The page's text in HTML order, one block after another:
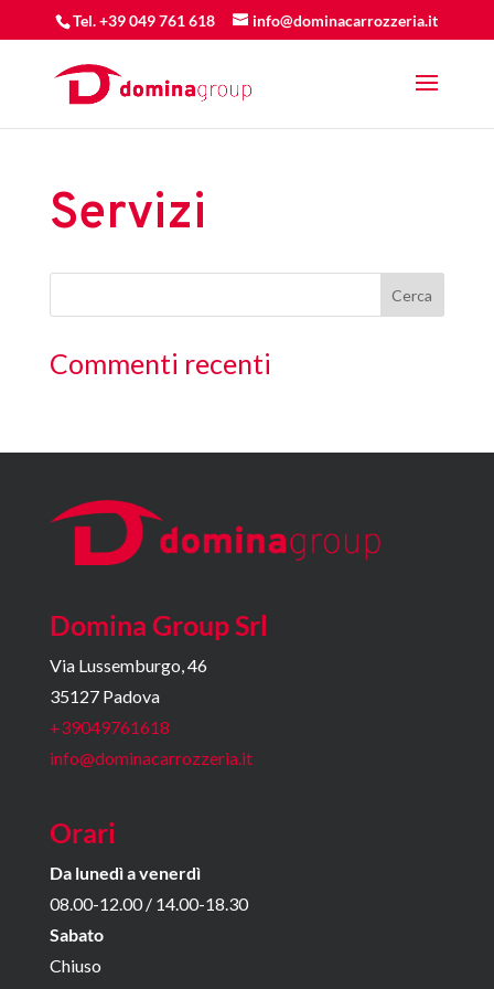
Tel. +39 049 761 618 info@dominacarrozzeria.it
Servizi
Commenti recenti
Domina Group Srl
Via Lussemburgo, 46
35127 Padova
+39049761618
info@dominacarrozzeria.it
Orari
Da lunedì a venerdì
08.00-12.00 / 14.00-18.30
Sabato
Chiuso